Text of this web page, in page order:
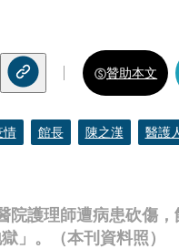
院護理師遭病患砍傷
」。（本刊資料照）
贊助本文
情 館長 陳之漢 醫護